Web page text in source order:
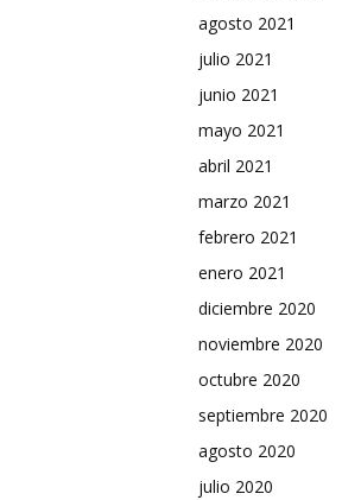
agosto 2021
julio 2021
junio 2021
mayo 2021
abril 2021
marzo 2021
febrero 2021
enero 2021
diciembre 2020
noviembre 2020
octubre 2020
septiembre 2020
agosto 2020
julio 2020